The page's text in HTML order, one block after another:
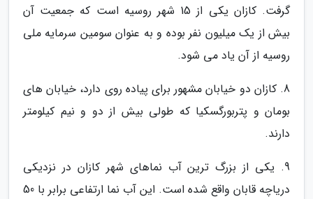
گرفت. کازان یکی از 15 شهر روسیه است که جمعیت آن
بیش از یک میلیون نفر بوده و به عنوان سومین سرمایه ملی
روسیه از آن یاد می شود.
8. کازان دو خیابان مشهور برای پیاده روی دارد، خیابان های
بومان و پتربورگسکیا که طولی بیش از دو و نیم کیلومتر
دارند.
9. یکی از بزرگ ترین آب نماهای شهر کازان در نزدیکی
دریاچه قابان واقع شده است. این آب نما ارتفاعی برابر با 50